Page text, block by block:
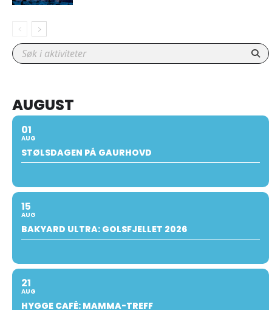
AUGUST
01
AUG
STØLSDAGEN PÅ GAURHOVD
15
AUG
BAKYARD ULTRA: GOLSFJELLET 2026
21
AUG
HYGGE CAFÈ: MAMMA-TREFF